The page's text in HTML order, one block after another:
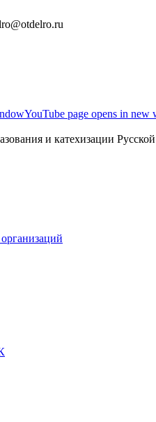
YouTube page opens in new
и катехизации